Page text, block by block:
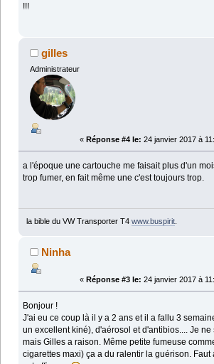
!!!
gilles
Administrateur
« Réponse #4 le: 24 janvier 2017 à
a l'époque une cartouche me faisait plus d'un
trop fumer, en fait même une c'est toujours trop.
la bible du VW Transporter T4 www.buspirit.
Ninha
« Réponse #3 le: 24 janvier 2017 à
Bonjour !
J'ai eu ce coup là il y a 2 ans et il a fallu 3
un excellent kiné), d'aérosol et d'antibios.... Je ne
mais Gilles a raison. Même petite fumeuse
cigarettes maxi) ça a du ralentir la guérison. Faut